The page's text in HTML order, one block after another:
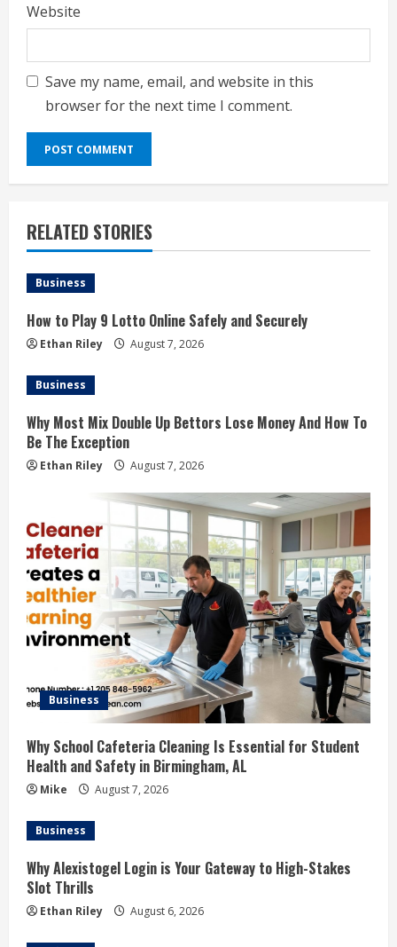
Website
Save my name, email, and website in this
browser for the next time I comment.
RELATED STORIES
Business
How to Play 9 Lotto Online Safely and Securely
Ethan Riley August 7, 2026
Business
Why Most Mix Double Up Bettors Lose Money And How To
Be The Exception
Ethan Riley August 7, 2026
Business
Why School Cafeteria Cleaning Is Essential for Student
Health and Safety in Birmingham, AL
Mike August 7, 2026
Business
Why Alexistogel Login is Your Gateway to High-Stakes
Slot Thrills
Ethan Riley August 6, 2026